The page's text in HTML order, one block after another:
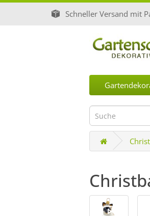
Schneller Versand mit